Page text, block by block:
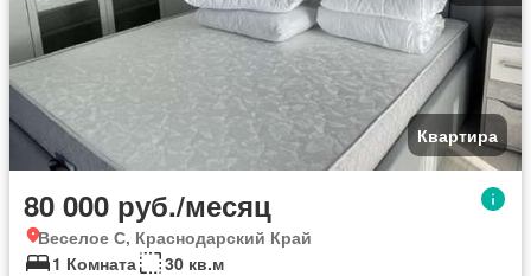
Квартира
80 000 руб./месяц
Веселое С, Краснодарский Край
1 Комната
30 кв.м